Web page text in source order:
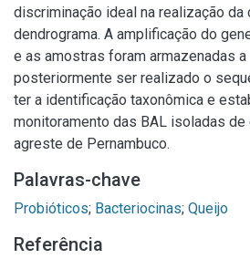
discriminação ideal na realização da
dendrograma. A amplificação do
e as amostras foram armazenadas a
posteriormente ser realizado o
ter a identificação taxonômica e
monitoramento das BAL isoladas de
agreste de Pernambuco.
Palavras-chave
Probióticos; Bacteriocinas; Queijo
Referência